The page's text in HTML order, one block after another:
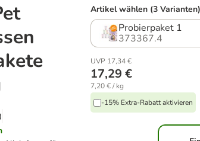
)
Artikel wählen (3 Varianten)
Probierpaket 1
373367.4
UVP 17,34 €
17,29 €
7,20 € / kg
-15% Extra-Rabatt aktivieren